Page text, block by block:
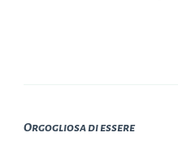
Orgogliosa di essere